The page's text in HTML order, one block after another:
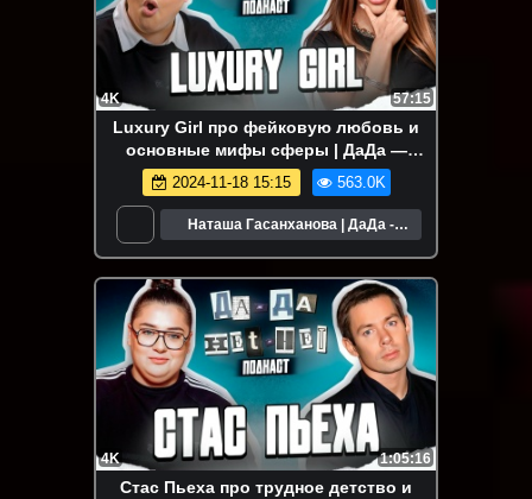
4K 57:15
Luxury Girl про фейковую любовь и
основные мифы сферы | ДаДа —
НетНет. Подкаст
2024-11-18 15:15 563.0K
Наташа Гасанханова | ДаДа -
НетНет
4K 1:05:16
Стас Пьеха про трудное детство и